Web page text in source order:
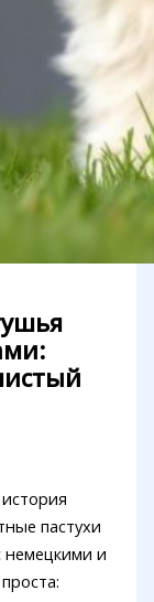
пастухи
немецкими и